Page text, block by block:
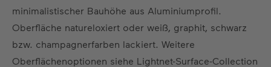
minimalistischer Bauhöhe aus Aluminiumprofil.
Oberfläche natureloxiert oder weiß, graphit, schwarz
bzw. champagnerfarben lackiert. Weitere
Oberflächenoptionen siehe Lightnet-Surface-Collection